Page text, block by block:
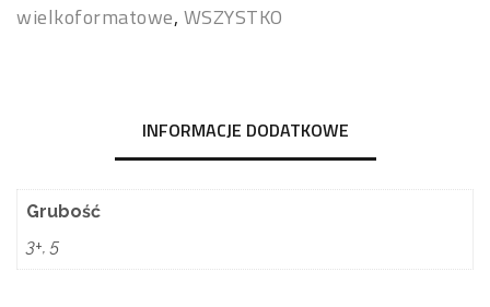
wielkoformatowe, WSZYSTKO
INFORMACJE DODATKOWE
Grubość
3+, 5